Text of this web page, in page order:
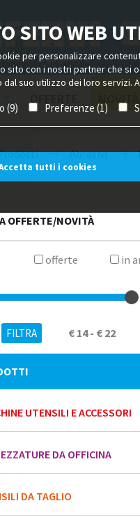
SITO WEB
per personalizzare
sito con i nostri partner che si
dal suo utilizzo dei loro servizi.
(9) Preferenze (1)
tutti i cookies
OFFERTE NOVITÀ
Abrasivi
OFFERTE/NOVITÀ
offerte in
€ 14 - € 22
UTENSILI E ACCESSORI
DA OFFICINA
DA TAGLIO